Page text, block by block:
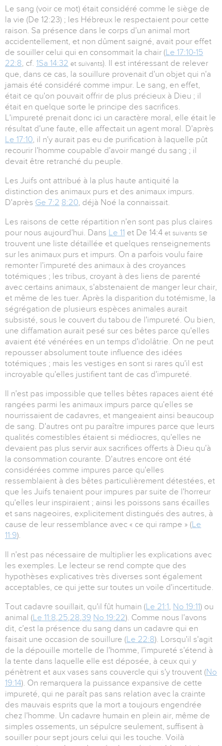
Le sang (voir ce mot) était considéré comme le siège de
la vie (De 12:23) ; les Hébreux le respectaient pour cette
raison. Sa présence dans le corps d'un animal mort
accidentellement, et non dûment saigné, avait pour effet
de souiller celui qui en consommait la chair (Le 17:10-15
22:8, cf. 1Sa 14:32 et suivants). Il est intéressant de relever
que, dans ce cas, la souillure provenait d'un objet qui n'a
jamais été considéré comme impur. Le sang, en effet,
était ce qu'on pouvait offrir de plus précieux à Dieu ; il
était en quelque sorte le principe des sacrifices.
L'impureté prenait donc ici un caractère moral, elle était le
résultat d'une faute, elle affectait un agent moral. D'après
Le 17:10, il n'y aurait pas eu de purification à laquelle pût
recourir l'homme coupable d'avoir mangé du sang ; il
devait être retranché du peuple.
Les Juifs ont attribué à la plus haute antiquité la
distinction des animaux purs et des animaux impurs.
D'après Ge 7:2 8:20, déjà Noé la connaissait.
Les raisons de cette répartition n'en sont pas plus claires
pour nous aujourd'hui. Dans Le 11 et De 14:4 et suivants se
trouvent une liste détaillée et quelques renseignements
sur les animaux purs et impurs. On a parfois voulu faire
remonter l'impureté des animaux à des croyances
totémiques ; les tribus, croyant à des liens de parenté
avec certains animaux, s'abstenaient de manger leur chair,
et même de les tuer. Après la disparition du totémisme, la
ségrégation de plusieurs espèces animales aurait
subsisté, sous le couvert du tabou de l'impureté. Ou bien,
une diffamation aurait pesé sur ces bêtes parce qu'elles
avaient été vénérées en un temps d'idolâtrie. On ne peut
repousser absolument toute influence des idées
totémiques ; mais les vestiges en sont si rares qu'il est
incroyable qu'elles justifient tant de cas d'impureté.
Il n'est pas impossible que telles bêtes rapaces aient été
rangées parmi les animaux impurs parce qu'elles se
nourrissaient de cadavres, et mangeaient ainsi beaucoup
de sang. D'autres ont pu paraître impures parce que leurs
qualités comestibles étaient si médiocres, qu'elles ne
devaient pas plus servir aux sacrifices offerts à Dieu qu'à
la consommation courante. D'autres encore ont été
considérées comme impures parce qu'elles
ressemblaient à des bêtes particulièrement détestées, et
que les Juifs tenaient pour impures par suite de l'horreur
qu'elles leur inspiraient ; ainsi les poissons sans écailles
et sans nageoires, explicitement distingués des autres, à
cause de leur ressemblance avec « ce qui rampe » (Le
11:9).
Il n'est pas nécessaire de multiplier les explications avec
les exemples. Le lecteur se rend compte que des
hypothèses explicatives très diverses sont également
acceptables, ce qui jette sur toutes un voile d'incertitude.
Tout cadavre souillait, qu'il fût humain (Le 21:1, No 19:11) ou
animal (Le 11:8,25,28,39 No 19:22). Comme nous l'avons
dit, c'est la présence du sang dans un cadavre qui en
faisait une occasion de souillure (Le 22:8). Lorsqu'il s'agit
de la dépouille mortelle de l'homme, l'impureté s'étend à
la tente dans laquelle elle est déposée, à ceux qui y
pénètrent et aux vases sans couvercle qui s'y trouvent (No
19:14). On remarquera la puissance expansive de cette
impureté, qui ne paraît pas sans relation avec la crainte
des mauvais esprits que la mort a toujours engendrée
chez l'homme. Un cadavre humain en plein air, même de
simples ossements, un sépulcre seulement, suffisent à
souiller pour sept jours celui qui les touche. Voilà